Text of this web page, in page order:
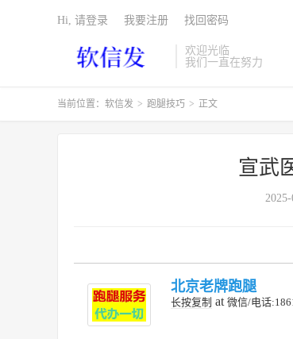
欢迎光临
我们一直在努力
Hi, 请登录 我要注册 找回密码
当前位置： 软信发 > 跑腿技巧 > 正文
宣武
北京老牌跑腿
长按复制 at 微信/电话